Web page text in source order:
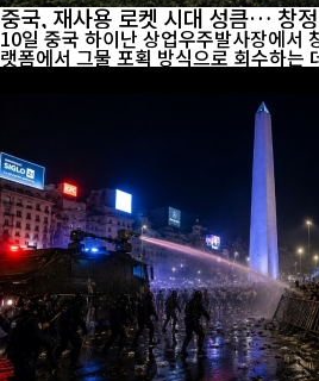
중국, 재사용 로켓 시대 성큼… 창
10일 중국 하이난 상업우주발사장에서